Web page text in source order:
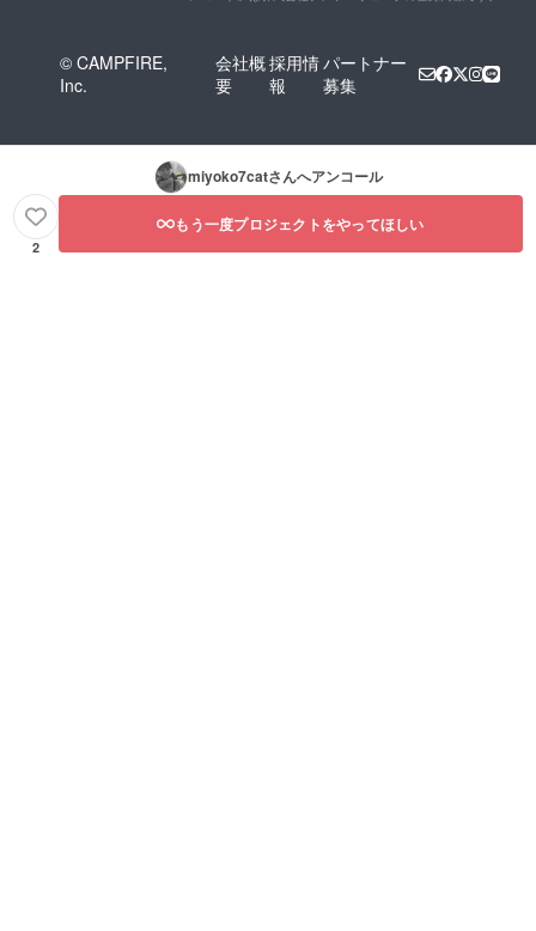
© CAMPFIRE,
Inc.
会社概
要
採用情
報
パートナー
募集
miyoko7catさんへアンコール
2
もう一度プロジェクトをやってほしい